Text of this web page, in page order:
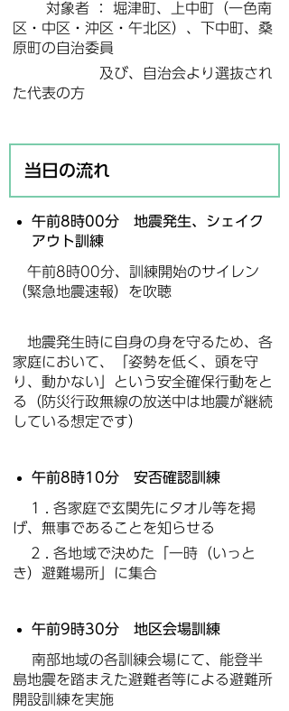
対象者 ： 堀津町、上中町（一色南
区・中区・沖区・午北区）、下中町、桑
原町の自治委員
及び、自治会より選抜され
た代表の方
当日の流れ
午前8時00分 地震発生、シェイク
アウト訓練
午前8時00分、訓練開始のサイレン
（緊急地震速報）を吹聴
地震発生時に自身の身を守るため、各
家庭において、「姿勢を低く、頭を守
り、動かない」という安全確保行動をと
る（防災行政無線の放送中は地震が継続
している想定です）
午前8時10分 安否確認訓練
1 . 各家庭で玄関先にタオル等を掲
げ、無事であることを知らせる
2 . 各地域で決めた「一時（いっと
き）避難場所」に集合
午前9時30分 地区会場訓練
南部地域の各訓練会場にて、能登半
島地震を踏まえた避難者等による避難所
開設訓練を実施